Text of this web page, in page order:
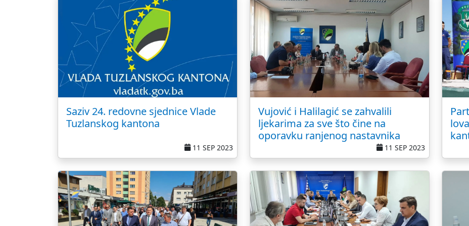
Saziv 24. redovne sjednice Vlade
Tuzlanskog kantona
11 SEP 2023
Vujović i Halilagić se zahvalili
ljekarima za sve što čine na
oporavku ranjenog nastavnika
11 SEP 2023